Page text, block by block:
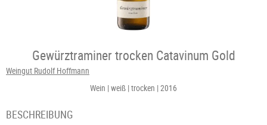
Gewürztraminer trocken Catavinum Gold
Weingut Rudolf Hoffmann
Wein weiß trocken 2016
BESCHREIBUNG